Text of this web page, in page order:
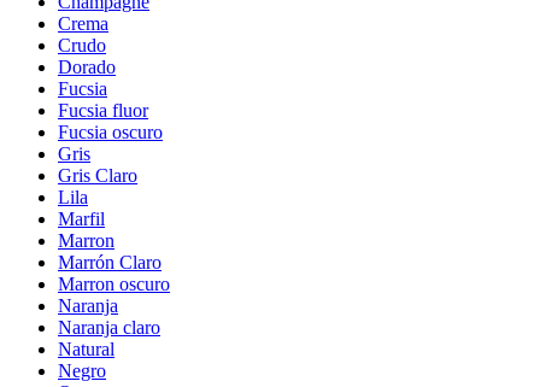
Crema
Crudo
Dorado
Fucsia
Fucsia fluor
Fucsia oscuro
Gris
Gris Claro
Lila
Marfil
Marron
Marrón Claro
Marron oscuro
Naranja
Naranja claro
Natural
Negro